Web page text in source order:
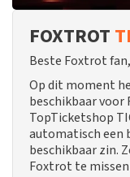
FOXTROT
Beste Foxtrot fan,
Op dit moment
beschikbaar voor
TopTicketshop
automatisch een
beschikbaar zin.
Foxtrot te